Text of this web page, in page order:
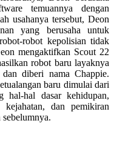
temuannya dengan
usahanya tersebut, Deon
yang berusaha untuk
robot kepolisian tidak
mengaktifkan Scout 22
robot baru layaknya
diberi nama Chappie.
baru dimulai dari
hal-hal dasar kehidupan,
dan pemikiran